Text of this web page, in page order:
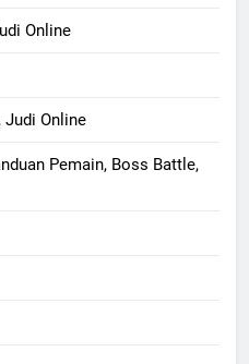
Online
Judi Online
Pemain, Boss Battle,